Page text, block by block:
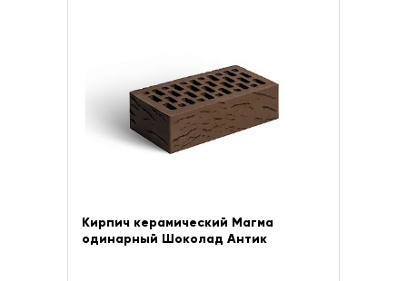
Кирпич керамический Магма
одинарный Шоколад Антик